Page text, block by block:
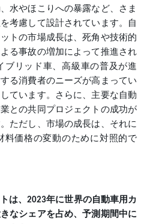
水やほこりへの暴露など、さま
考慮して設計されています。自
トの市場成長は、死角や技術的
る事故の増加によって推進され
ブリッド車、高級車の普及が進
る消費者のニーズが高まってい
ています。さらに、主要な自動
との共同プロジェクトの成功が
ただし、市場の成長は、それに
料価格の変動のために対照的で
は、2023年に世界の自動車用カ
なシェアを占め、予測期間中に